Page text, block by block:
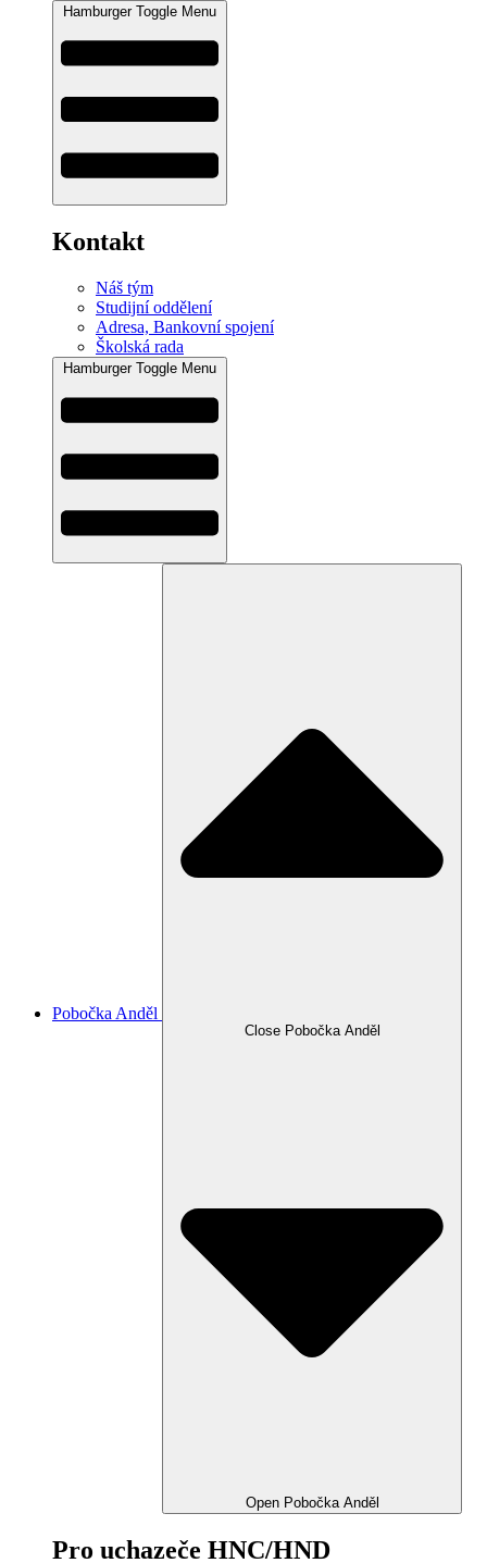
Hamburger Toggle Menu
Kontakt
Náš tým
Studijní oddělení
Adresa, Bankovní spojení
Školská rada
Hamburger Toggle Menu
Pobočka Anděl
Close Pobočka Anděl
Open Pobočka Anděl
Pro uchazeče HNC/HND